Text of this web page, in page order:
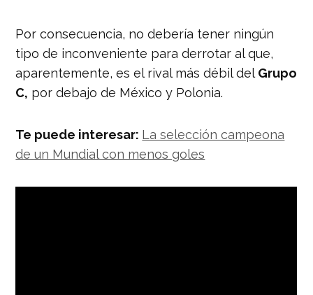
Por consecuencia, no debería tener ningún
tipo de inconveniente para derrotar al que,
aparentemente, es el rival más débil del Grupo
C, por debajo de México y Polonia.
Te puede interesar: La selección campeona
de un Mundial con menos goles